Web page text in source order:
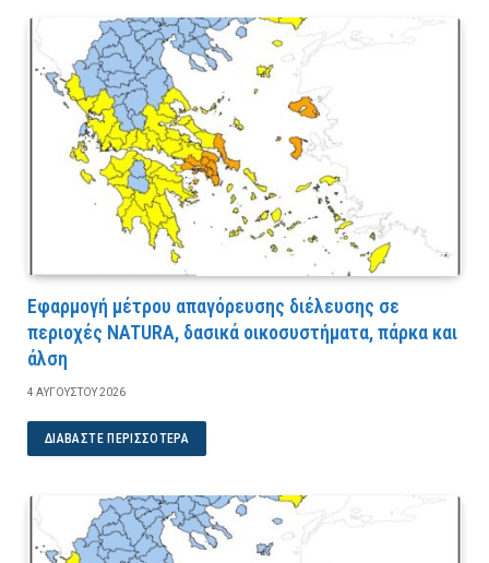
Εφαρμογή μέτρου απαγόρευσης διέλευσης σε
περιοχές NATURA, δασικά οικοσυστήματα, πάρκα και
άλση
4 ΑΥΓΟΎΣΤΟΥ 2026
ΔΙΑΒΆΣΤΕ ΠΕΡΙΣΣΌΤΕΡΑ